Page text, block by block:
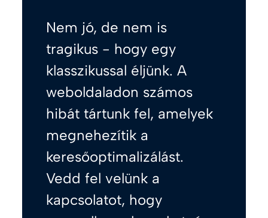
Nem jó, de nem is
tragikus - hogy egy
klasszikussal éljünk. A
weboldaladon számos
hibát tártunk fel, amelyek
megnehezítik a
keresőoptimalizálást.
Vedd fel velünk a
kapcsolatot, hogy